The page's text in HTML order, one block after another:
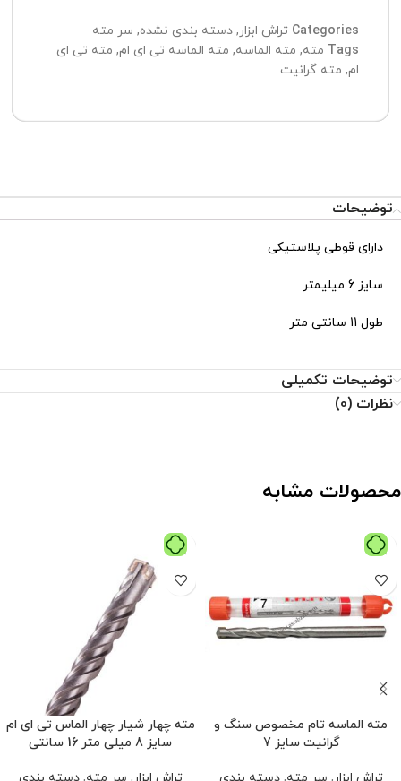
Categories تراش ابزار, دسته بندی نشده, سر مته
Tags مته, مته الماسه, مته الماسه تی ای ام, مته تی ای
ام, مته گرانیت
توضیحات
دارای قوطی پلاستیکی
سایز 6 میلیمتر
طول 11 سانتی متر
توضیحات تکمیلی
نظرات (0)
محصولات مشابه
مته الماسه تام مخصوص سنگ و
گرانیت سایز 7
مته چهار شیار چهار الماس تی ای ام
سایز 8 میلی متر 16 سانتی
عزیزان میباشد